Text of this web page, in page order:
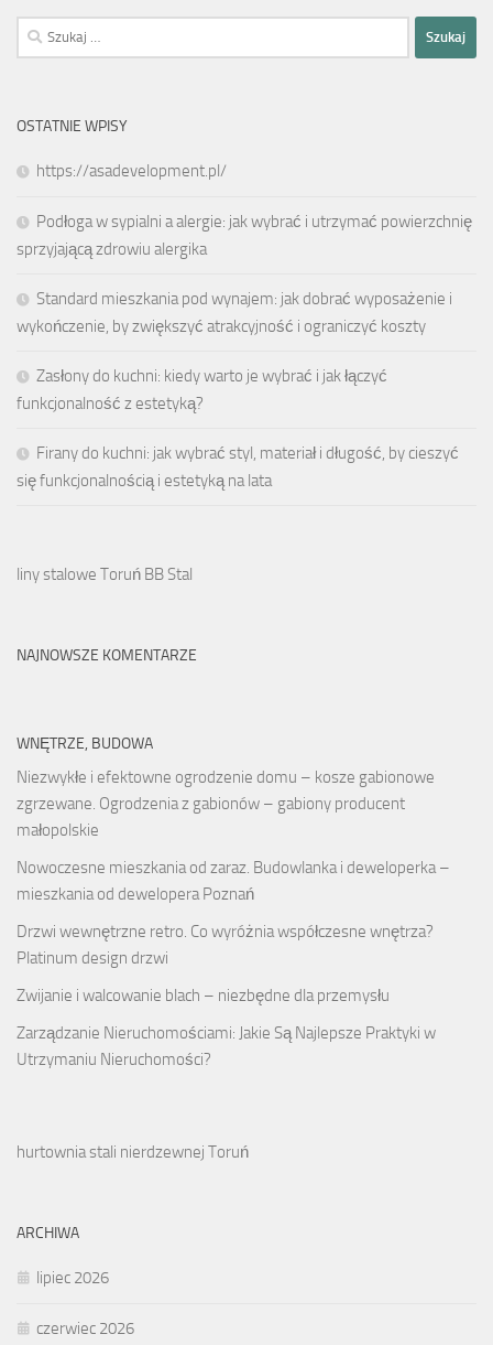
Szukaj:
OSTATNIE WPISY
https://asadevelopment.pl/
Podłoga w sypialni a alergie: jak wybrać i utrzymać powierzchnię
sprzyjającą zdrowiu alergika
Standard mieszkania pod wynajem: jak dobrać wyposażenie i
wykończenie, by zwiększyć atrakcyjność i ograniczyć koszty
Zasłony do kuchni: kiedy warto je wybrać i jak łączyć
funkcjonalność z estetyką?
Firany do kuchni: jak wybrać styl, materiał i długość, by cieszyć
się funkcjonalnością i estetyką na lata
liny stalowe Toruń BB Stal
NAJNOWSZE KOMENTARZE
WNĘTRZE, BUDOWA
Niezwykłe i efektowne ogrodzenie domu – kosze gabionowe
zgrzewane. Ogrodzenia z gabionów – gabiony producent
małopolskie
Nowoczesne mieszkania od zaraz. Budowlanka i deweloperka –
mieszkania od dewelopera Poznań
Drzwi wewnętrzne retro. Co wyróżnia współczesne wnętrza?
Platinum design drzwi
Zwijanie i walcowanie blach – niezbędne dla przemysłu
Zarządzanie Nieruchomościami: Jakie Są Najlepsze Praktyki w
Utrzymaniu Nieruchomości?
hurtownia stali nierdzewnej Toruń
ARCHIWA
lipiec 2026
czerwiec 2026